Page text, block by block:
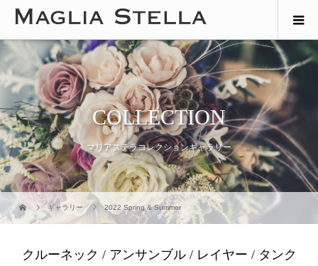
COLLECTION
マリアステラコレクションギャラリー
ギャラリー 2022 Spring & Summer
クルーネック / アンサンブル / レイヤー / タンク